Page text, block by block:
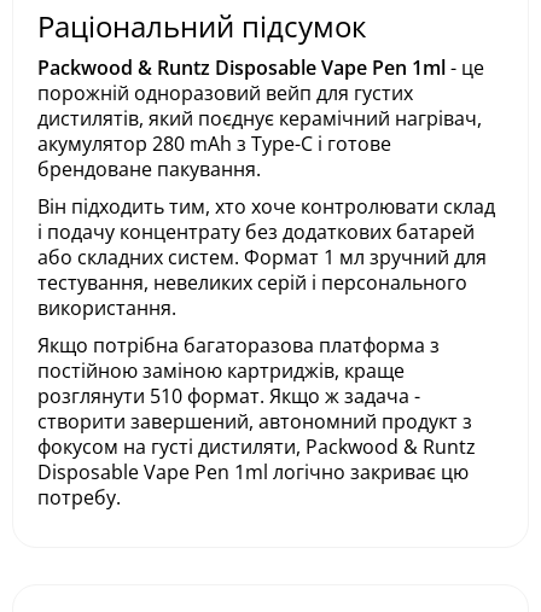
Раціональний підсумок
Packwood & Runtz Disposable Vape Pen 1ml- це
порожній одноразовий вейп для густих
дистилятів, який поєднує керамічний нагрівач,
акумулятор 280 mAh з Type-C і готове
брендоване пакування.
Він підходить тим, хто хоче контролювати склад
і подачу концентрату без додаткових батарей
або складних систем. Формат 1 мл зручний для
тестування, невеликих серій і персонального
використання.
Якщо потрібна багаторазова платформа з
постійною заміною картриджів, краще
розглянути 510 формат. Якщо ж задача -
створити завершений, автономний продукт з
фокусом на густі дистиляти, Packwood & Runtz
Disposable Vape Pen 1ml логічно закриває цю
потребу.